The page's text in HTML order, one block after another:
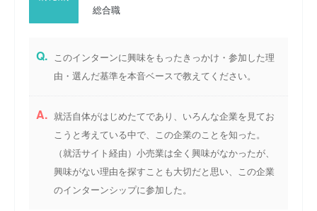
総合職
Q. このインターンに興味をもったきっかけ・参加した理
由・選んだ基準を本音ベースで教えてください。
A. 就活自体がはじめたてであり、いろんな企業を見てお
こうと考えている中で、この企業のことを知った。
（就活サイト経由）小売業は全く興味がなかったが、
興味がない理由を探すことも大切だと思い、この企業
のインターンシップに参加した。